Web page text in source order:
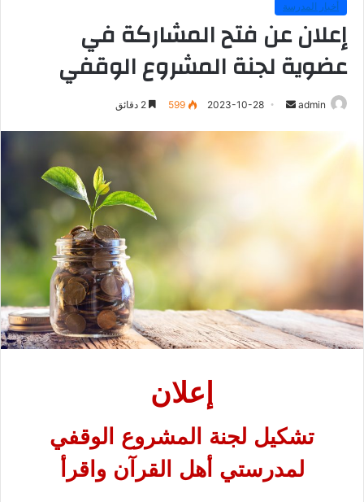
أخبار المدرسة
إعلان عن فتح المشاركة في
عضوية لجنة المشروع الوقفي
admin
أرسل 2023-10-28
599
إعلان
تشكيل لجنة المشروع الوقفي
لمدرستي أهل القرآن واقرأ